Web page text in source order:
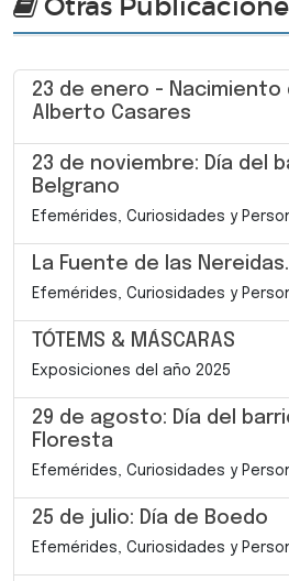
23 de enero - Nacimiento
Alberto Casares
23 de noviembre: Día del
Belgrano
Efemérides, Curiosidades y
La Fuente de las Nereidas.
Efemérides, Curiosidades y
TÓTEMS & MÁSCARAS
Exposiciones del año 2025
29 de agosto: Día del
Floresta
Efemérides, Curiosidades y
25 de julio: Día de Boedo
Efemérides, Curiosidades y